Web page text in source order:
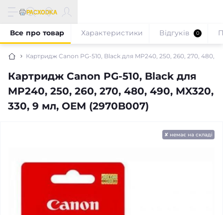
Картридж Canon PG-510, Black для MP240, 250, 260, 270, 480,
Картридж Canon PG-510, Black для
MP240, 250, 260, 270, 480, 490, MX320,
330, 9 мл, OEM (2970B007)
Все про товар Характеристики Відгуків 0
✘ немає на складі